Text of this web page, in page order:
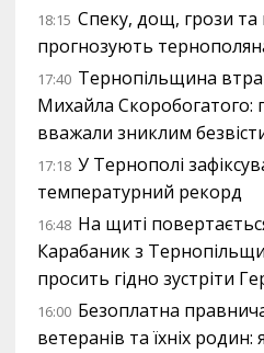
18:15 Спеку, дощ, грози
прогнозують
17:40 Тернопільщина
Михайла Скоробогатого:
вважали зниклим
17:18 У Тернополі
температурний рекорд
16:48 На щиті
Карабаник з
просить гідно зустріти
16:00 Безоплатна
ветеранів та їхніх родин: